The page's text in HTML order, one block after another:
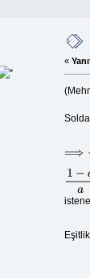
«
⟹b+
1−aa